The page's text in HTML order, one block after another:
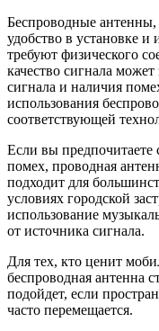
Беспроводные
удобство в установке и
требуют физического
качество сигнала может
сигнала и наличия
использования
соответствующей
Если вы
помех, проводная
подходит для
условиях городской
использование
от источника сигнала.
Для тех, кто ценит
беспроводная антенна
подойдет, если
часто перемещается.